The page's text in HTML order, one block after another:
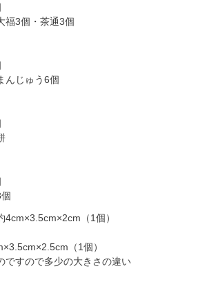
福3個・茶通3個
んじゅう6個
4cm×3.5cm×2cm（1個）
（1個）
ですので多少の大きさの違い